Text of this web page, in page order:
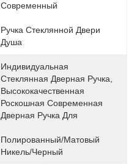
Современный
Ручка Стеклянной Двери
Душа
Индивидуальная
Стеклянная Дверная Ручка,
Высококачественная
Роскошная Современная
Дверная Ручка Для
Полированный/матовый
Никель/черный